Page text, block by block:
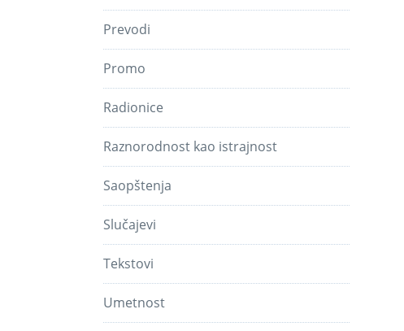
Prevodi
Promo
Radionice
Raznorodnost kao istrajnost
Saopštenja
Slučajevi
Tekstovi
Umetnost